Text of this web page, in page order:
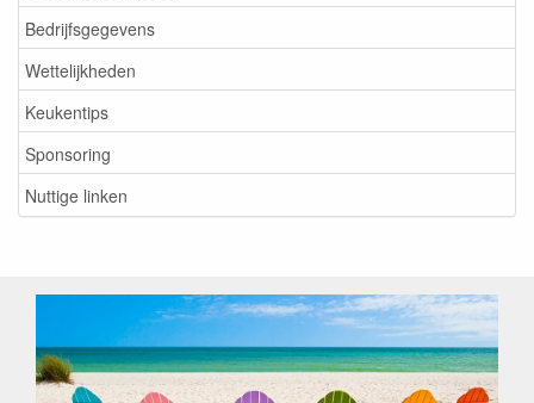
Bedrijfsgegevens
Wettelijkheden
Keukentips
Sponsoring
Nuttige linken